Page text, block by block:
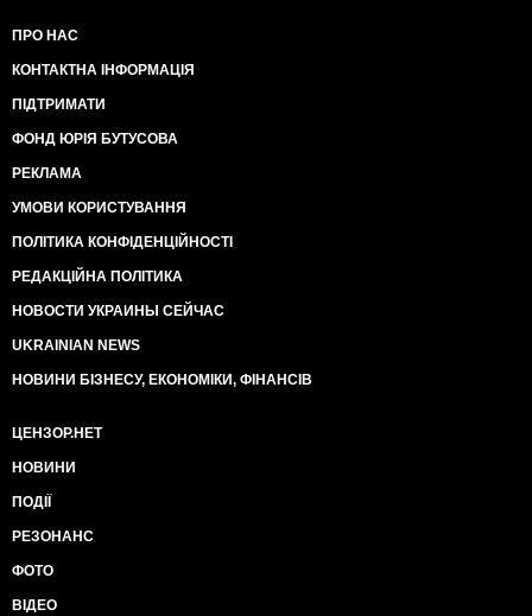
ПРО НАС
КОНТАКТНА ІНФОРМАЦІЯ
ПІДТРИМАТИ
ФОНД ЮРІЯ БУТУСОВА
РЕКЛАМА
УМОВИ КОРИСТУВАННЯ
ПОЛІТИКА КОНФІДЕНЦІЙНОСТІ
РЕДАКЦІЙНА ПОЛІТИКА
НОВОСТИ УКРАИНЫ СЕЙЧАС
UKRAINIAN NEWS
НОВИНИ БІЗНЕСУ, ЕКОНОМІКИ, ФІНАНСІВ
ЦЕНЗОР.НЕТ
НОВИНИ
ПОДІЇ
РЕЗОНАНС
ФОТО
ВІДЕО